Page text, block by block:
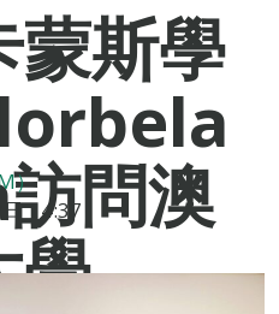
蒙斯學
問澳
學
）
14:37